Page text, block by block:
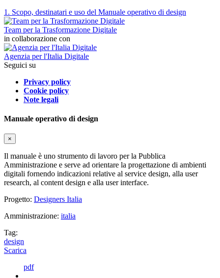
1. Scopo, destinatari e uso del Manuale operativo di design
Team per la Trasformazione Digitale
in collaborazione con
Agenzia per l'Italia Digitale
Seguici su
Privacy policy
Cookie policy
Note legali
Manuale operativo di design
×
Il manuale è uno strumento di lavoro per la Pubblica
Amministrazione e serve ad orientare la progettazione di ambienti
digitali fornendo indicazioni relative al service design, alla user
research, al content design e alla user interface.
Progetto: Designers Italia
Amministrazione: italia
Tag:
design
Scarica
pdf